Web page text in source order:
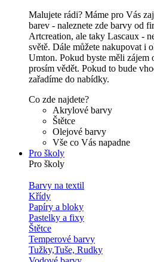
Malujete rádi? Máme pro Vás
barev - naleznete zde barvy od
Artcreation, ale taky Lascaux -
světě. Dále můžete nakupovat i
Umton. Pokud byste měli zájem
prosím vědět. Pokud to bude
zařadíme do nabídky.
Co zde najdete?
Akrylové barvy
Štětce
Olejové barvy
Vše co Vás napadne
Pro školy
Pro školy
Barvy na textil
Křídy
Papíry a bloky
Pastelky a fixy
Štětce
Temperové barvy
Tužky,Tuše, Rudky